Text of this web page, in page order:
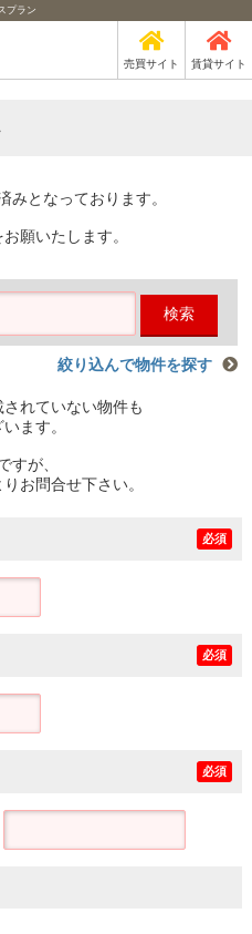
プラン
売買サイト 賃貸サイト
みとなっております。
願いたします。
検索
絞り込んで物件を探す
れていない物件も
ます。
すが、
お問合せ下さい。
必須
必須
必須